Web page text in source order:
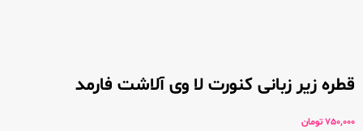
قطره زیر زبانی کنورت لا وی آلاشت فارمد
750,000تومان